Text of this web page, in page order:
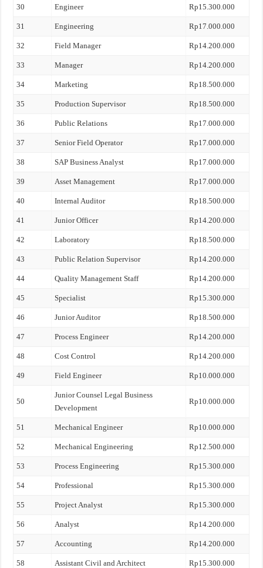
30 Engineer Rp15.300.000
31 Engineering Rp17.000.000
32 Field Manager Rp14.200.000
33 Manager Rp14.200.000
34 Marketing Rp18.500.000
35 Production Supervisor Rp18.500.000
36 Public Relations Rp17.000.000
37 Senior Field Operator Rp17.000.000
38 SAP Business Analyst Rp17.000.000
39 Asset Management Rp17.000.000
40 Internal Auditor Rp18.500.000
41 Junior Officer Rp14.200.000
42 Laboratory Rp18.500.000
43 Public Relation Supervisor Rp14.200.000
44 Quality Management Staff Rp14.200.000
45 Specialist Rp15.300.000
46 Junior Auditor Rp18.500.000
47 Process Engineer Rp14.200.000
48 Cost Control Rp14.200.000
49 Field Engineer Rp10.000.000
50
Junior Counsel Legal Business
Development
Rp10.000.000
51 Mechanical Engineer Rp10.000.000
52 Mechanical Engineering Rp12.500.000
53 Process Engineering Rp15.300.000
54 Professional Rp15.300.000
55 Project Analyst Rp15.300.000
56 Analyst Rp14.200.000
57 Accounting Rp14.200.000
58 Assistant Civil and Architect Rp15.300.000